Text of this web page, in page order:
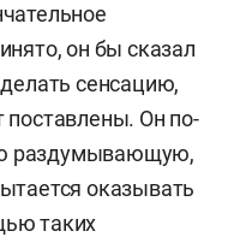
он бы сказал
сенсацию,
поставлены. Он по-
раздумывающую,
оказывать
таких